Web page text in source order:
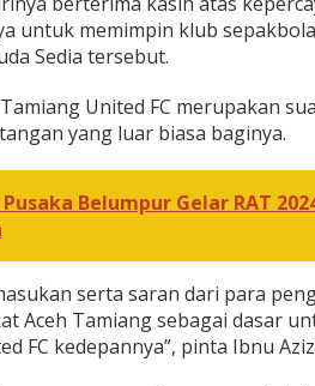
untuk memimpin klub
Sedia tersebut.
United FC merupakan
yang luar biasa baginya.
Belumpur Gelar RAT
serta saran dari para
Aceh Tamiang sebagai dasar
FC kedepannya”, pinta Ibnu